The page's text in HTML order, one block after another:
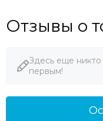
Отзывы о
Здесь еще никто
первым!